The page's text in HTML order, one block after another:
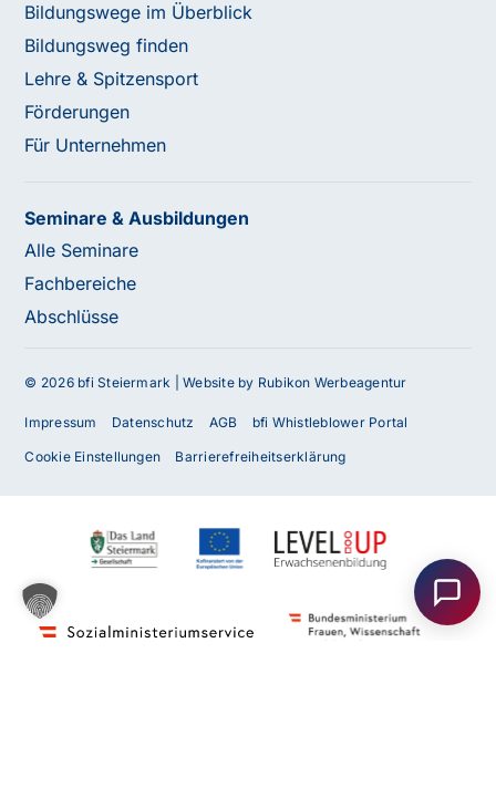
Unterstützung?
Unser Team ist gerne für Sie da! Nehmen Sie jetzt
Kontakt mit uns auf – wir freuen uns auf Ihre Anfrage.
Bildungswege im Überblick
Bildungsweg finden
Lehre & Spitzensport
Förderungen
Für Unternehmen
Seminare & Ausbildungen
Alle Seminare
Fachbereiche
Abschlüsse
© 2026 bfi Steiermark |Website by Rubikon Werbeagentur
Impressum Datenschutz AGB bfi Whistleblower Portal
Cookie Einstellungen Barrierefreiheitserklärung